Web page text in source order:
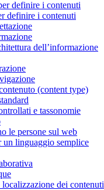
definire i contenuti
definire i contenuti
dell’informazione
(content type)
e tassonomie
le persone sul web
un linguaggio semplice
dei contenuti